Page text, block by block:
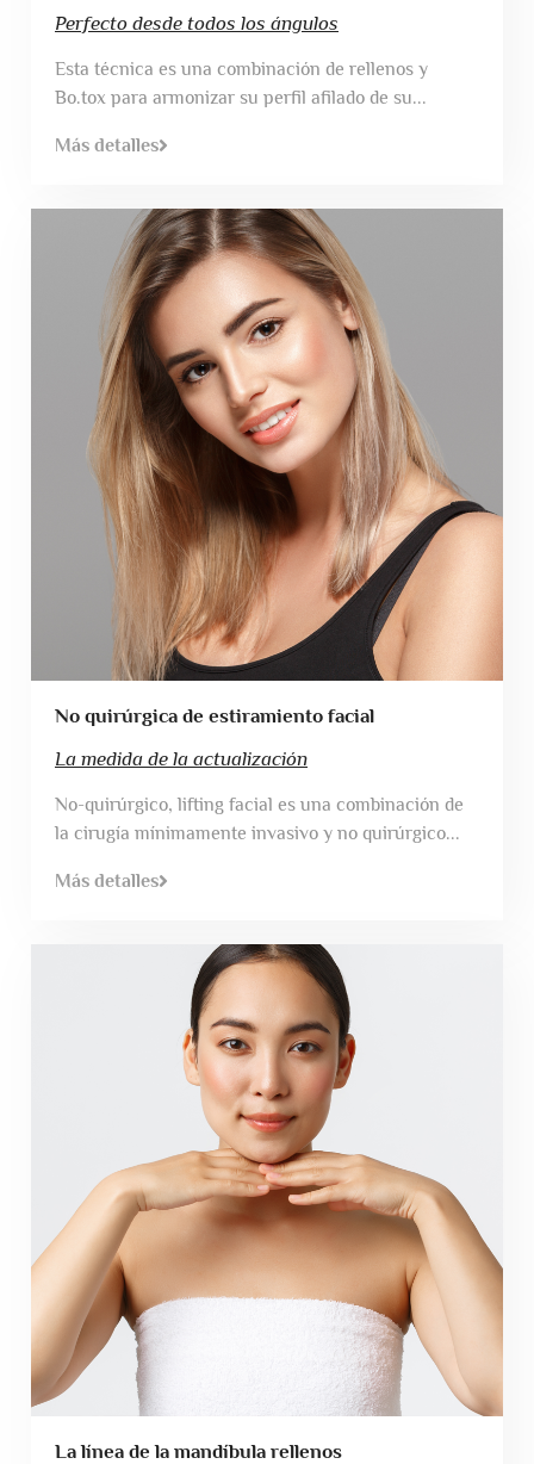
Perfecto desde todos los ángulos
Esta técnica es una combinación de rellenos y
Bo.tox para armonizar su perfil afilado de su...
Más detalles
No quirúrgica de estiramiento facial
La medida de la actualización
No-quirúrgico, lifting facial es una combinación de
la cirugía mínimamente invasivo y no quirúrgico...
Más detalles
La línea de la mandíbula rellenos